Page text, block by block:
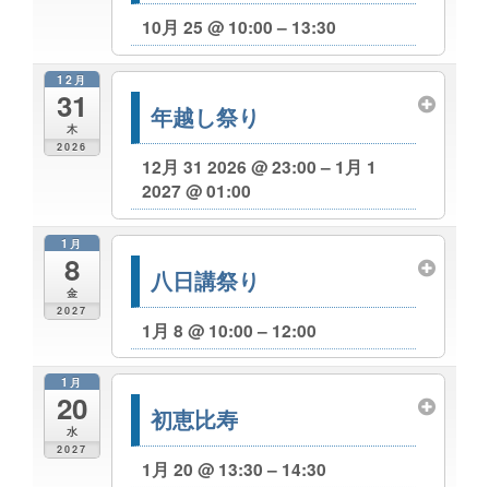
10月 25 @ 10:00 – 13:30
12月
31
木
2026
年越し祭り
12月 31 2026 @ 23:00 – 1月 1
2027 @ 01:00
1月
8
金
2027
八日講祭り
1月 8 @ 10:00 – 12:00
1月
20
水
2027
初恵比寿
1月 20 @ 13:30 – 14:30